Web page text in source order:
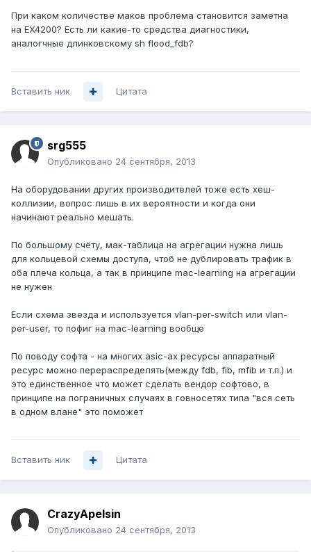
При каком количестве маков проблема становится заметна
на EX4200? Есть ли какие-то средства диагностики,
аналогчные длинковскому sh flood_fdb?
Вставить ник Цитата
srg555
Опубликовано 24 сентября, 2013
На оборудовании других производителей тоже есть хеш-
коллизии, вопрос лишь в их вероятности и когда они
начинают реально мешать.
По большому счёту, мак-таблица на агрегации нужна лишь
для кольцевой схемы доступа, чтоб не дублировать трафик в
оба плеча кольца, а так в принципе mac-learning на агрегации
не нужен
Если схема звезда и используется vlan-per-switch или vlan-
per-user, то пофиг на mac-learning вообще
По поводу софта - на многих asic-ах ресурсы аппаратный
ресурс можно перераспределять(между fdb, fib, mfib и т.п.) и
это единственное что может сделать вендор софтово, в
принципе на пограничных случаях в говносетях типа "вся сеть
в одном влане" это поможет
Вставить ник Цитата
CrazyApelsin
Опубликовано 24 сентября, 2013